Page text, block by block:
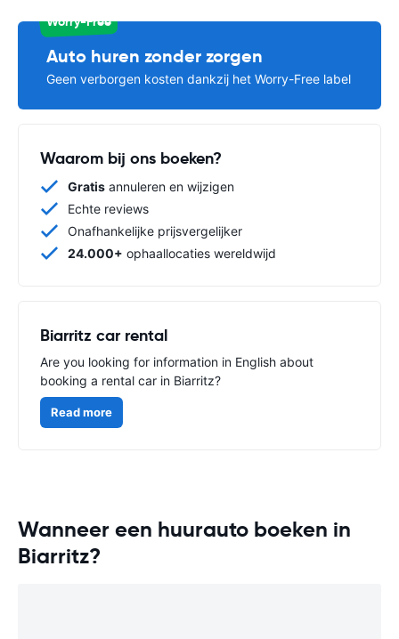
Worry-Free
Auto huren zonder zorgen
Geen verborgen kosten dankzij het Worry-Free label
Waarom bij ons boeken?
Gratis annuleren en wijzigen
Echte reviews
Onafhankelijke prijsvergelijker
24.000+ ophaallocaties wereldwijd
Biarritz car rental
Are you looking for information in English about
booking a rental car in Biarritz?
Read more
Wanneer een huurauto boeken in
Biarritz?